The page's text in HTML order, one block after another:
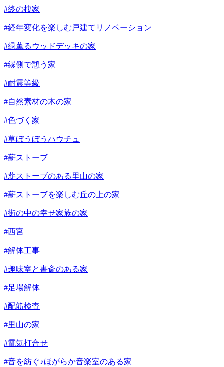
#終の棲家
#経年変化を楽しむ戸建てリノベーション
#緑薫るウッドデッキの家
#縁側で憩う家
#耐震等級
#自然素材の木の家
#色づく家
#草ぼうぼうハウチュ
#薪ストーブ
#薪ストーブのある里山の家
#薪ストーブを楽しむ丘の上の家
#街の中の幸せ家族の家
#西宮
#解体工事
#趣味室と書斎のある家
#足場解体
#配筋検査
#里山の家
#電気打合せ
#音を紡ぐ♪ほがらか音楽室のある家